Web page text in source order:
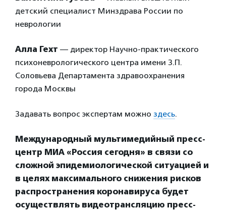
детский специалист Минздрава России по
неврологии
Алла Гехт — директор Научно-практического
психоневрологического центра имени З.П.
Соловьева Департамента здравоохранения
города Москвы
Задавать вопрос экспертам можно здесь.
Международный мультимедийный пресс-
центр МИА «Россия сегодня» в связи со
сложной эпидемиологической ситуацией и
в целях максимального снижения рисков
распространения коронавируса будет
осуществлять видеотрансляцию пресс-